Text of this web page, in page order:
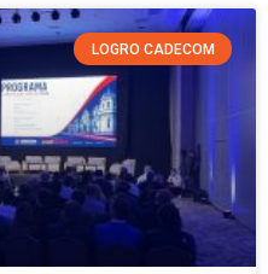
LOGRO CADECOM